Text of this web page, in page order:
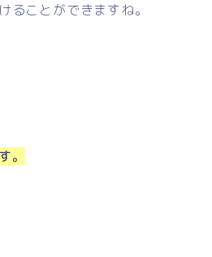
ことができますね。
。